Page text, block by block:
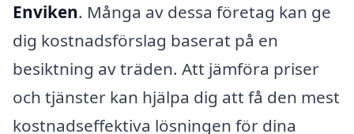
Enviken. Många av dessa företag kan ge
dig kostnadsförslag baserat på en
besiktning av träden. Att jämföra priser
och tjänster kan hjälpa dig att få den mest
kostnadseffektiva lösningen för dina